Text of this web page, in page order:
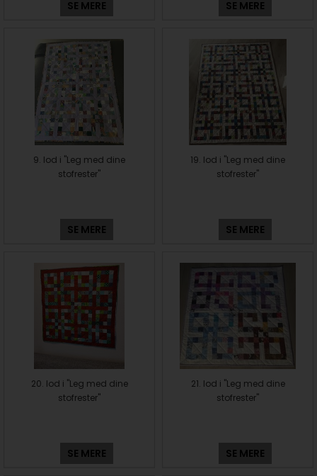
SE MERE SE MERE
9. lod i "Leg med dine
stofrester"
SE MERE
19. lod i "Leg med dine
stofrester"
SE MERE
20. lod i "Leg med dine
stofrester"
SE MERE
21. lod i "Leg med dine
stofrester"
SE MERE